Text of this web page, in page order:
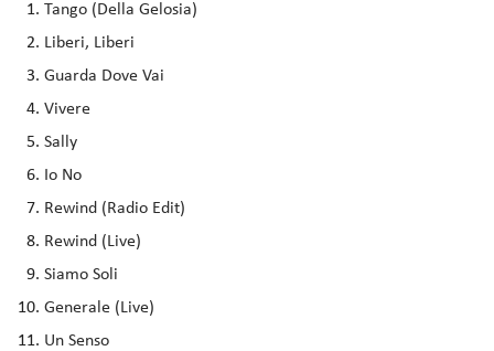
Tango (Della Gelosia)
Liberi, Liberi
Guarda Dove Vai
Vivere
Sally
Io No
Rewind (Radio Edit)
Rewind (Live)
Siamo Soli
Generale (Live)
Un Senso